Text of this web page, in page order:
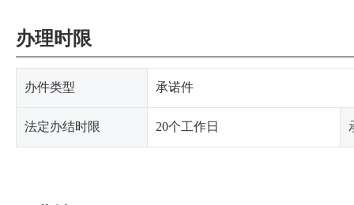
办理时限
办件类型 承诺件
法定办结时限 20个工作日